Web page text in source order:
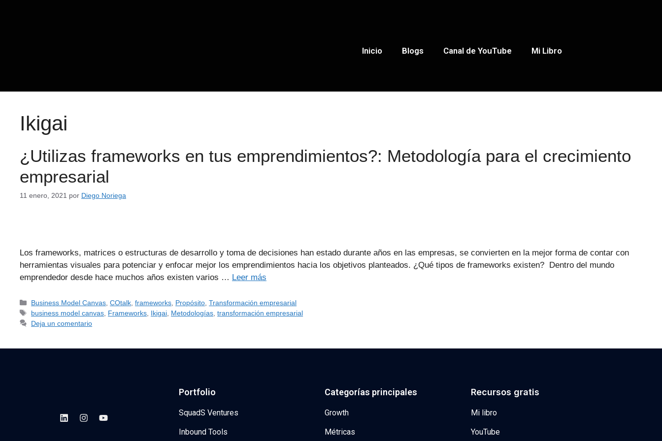
Inicio Blogs Canal de YouTube Mi Libro
Ikigai
¿Utilizas frameworks en tus emprendimientos?: Metodología para el crecimiento
empresarial
11 enero, 2021 por Diego Noriega
Los frameworks, matrices o estructuras de desarrollo y toma de decisiones han estado durante años en las empresas, se convierten en la mejor forma de contar con
herramientas visuales para potenciar y enfocar mejor los emprendimientos hacia los objetivos planteados. ¿Qué tipos de frameworks existen? Dentro del mundo
emprendedor desde hace muchos años existen varios … Leer más
Business Model Canvas ,COtalk ,frameworks Propósito ,Transformación empresarial
business model canvas Frameworks Ikigai Metodologías ,transformación empresarial
Deja un comentario
Portfolio
SquadS Ventures
Inbound Tools
Categorías principales
Growth
Métricas
Recursos gratis
Mi libro
YouTube